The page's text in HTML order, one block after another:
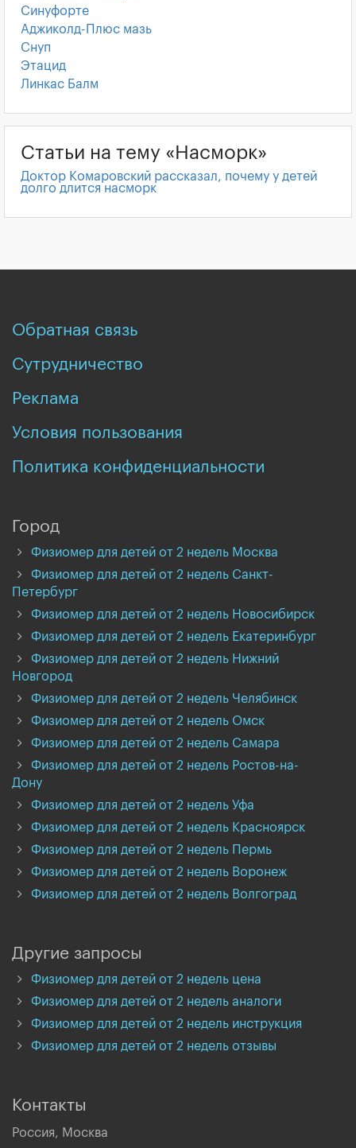
Синуфорте
Аджиколд-Плюс мазь
Снуп
Этацид
Линкас Балм
Статьи на тему «Насморк»
Доктор Комаровский рассказал, почему у детей
долго длится насморк
Обратная связь
Сутрудничество
Реклама
Условия пользования
Политика конфиденциальности
Город
Физиомер для детей от 2 недель Москва
Физиомер для детей от 2 недель Санкт-
Петербург
Физиомер для детей от 2 недель Новосибирск
Физиомер для детей от 2 недель Екатеринбург
Физиомер для детей от 2 недель Нижний
Новгород
Физиомер для детей от 2 недель Челябинск
Физиомер для детей от 2 недель Омск
Физиомер для детей от 2 недель Самара
Физиомер для детей от 2 недель Ростов-на-
Дону
Физиомер для детей от 2 недель Уфа
Физиомер для детей от 2 недель Красноярск
Физиомер для детей от 2 недель Пермь
Физиомер для детей от 2 недель Воронеж
Физиомер для детей от 2 недель Волгоград
Другие запросы
Физиомер для детей от 2 недель цена
Физиомер для детей от 2 недель аналоги
Физиомер для детей от 2 недель инструкция
Физиомер для детей от 2 недель отзывы
Контакты
Россия, Москва